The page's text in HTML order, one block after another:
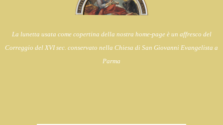
La lunetta usata come copertina della nostra home-page è un affresco del
Correggio del XVI sec. conservato nella Chiesa di San Giovanni Evangelista a
Parma